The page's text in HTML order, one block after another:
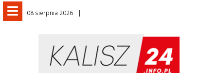
08 sierpnia 2026